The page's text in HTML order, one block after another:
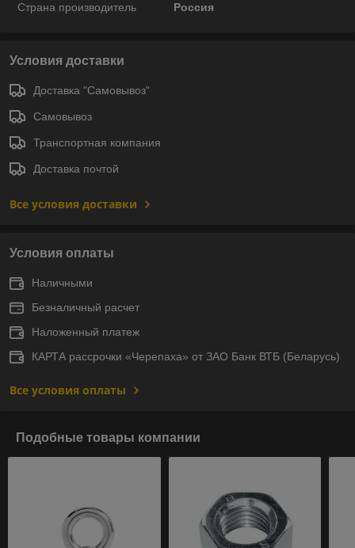
Страна производитель Россия
Условия доставки
Доставка "Самовывоз"
Самовывоз
Транспортная компания
Доставка почтой
Все условия доставки
Условия оплаты
Наличными
Безналичный расчет
Наложенный платеж
КАРТА рассрочки «Черепаха» от ЗАО Банк ВТБ (Беларусь)
Все условия оплаты
Подобные товары компании